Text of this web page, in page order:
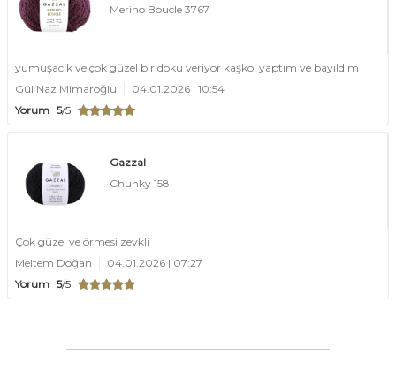
Merino Boucle 3767
yumuşacık ve çok güzel bir doku veriyor kaşkol yaptım ve bayıldım
Gül Naz Mimaroğlu
04.01.2026 | 10:54
Yorum 5/5
Gazzal
Chunky 158
Çok güzel ve örmesi zevkli
Meltem Doğan
04.01.2026 | 07:27
Yorum 5/5